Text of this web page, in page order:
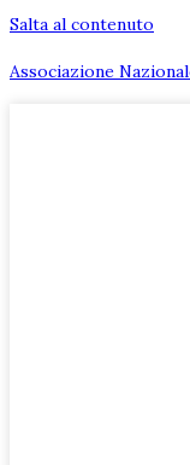
Salta al contenuto
Associazione